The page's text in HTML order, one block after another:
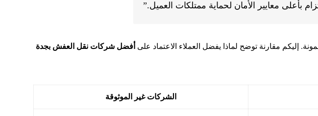
بأعلى معايير الأمان لحماية ممتلكات العميل.”
إليكم مقارنة توضح لماذا يفضل العملاء الاعتماد على أفضل شركات نقل العفش بجدة
الشركات غير الموثوقة